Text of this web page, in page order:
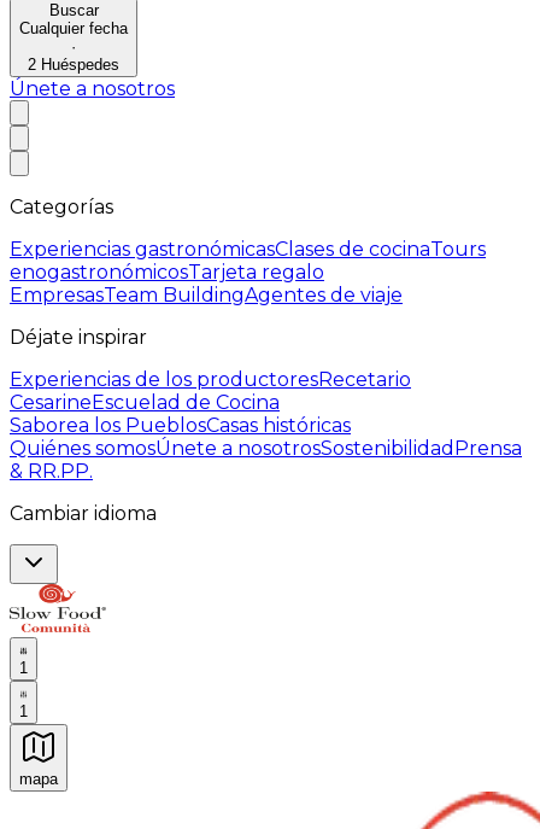
Buscar
Cualquier fecha
·
2 Huéspedes
Únete a nosotros
Categorías
Experiencias gastronómicasClases de cocinaTours
enogastronómicosTarjeta regalo
EmpresasTeam BuildingAgentes de viaje
Déjate inspirar
Experiencias de los productoresRecetario
CesarineEscuelad de Cocina
Saborea los PueblosCasas históricas
Quiénes somosÚnete a nosotrosSostenibilidad Prensa
& RR.PP.
Cambiar idioma
1
1
mapa
Experiencias culinarias inolvidables: Experiencias